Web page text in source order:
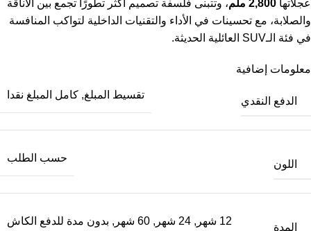
عجلاتها 2,800 ملم
، وتتبنى فلسفة تصميم أكثر تطورًا تجمع بين الأناقة
والصلابة، مع تحسينات في الأداء والتقنيات الداخلية لتواكب المنافسة
في فئة الـSUV العائلية الحديثة.
معلومات إضافية
الدفع النقدي
تقسيط المبلغ, كامل المبلغ نقدا
اللون
حسب الطلب
المدة
12 شهر , 24 شهر , 60 شهر , بدون مدة للدفع الكاش